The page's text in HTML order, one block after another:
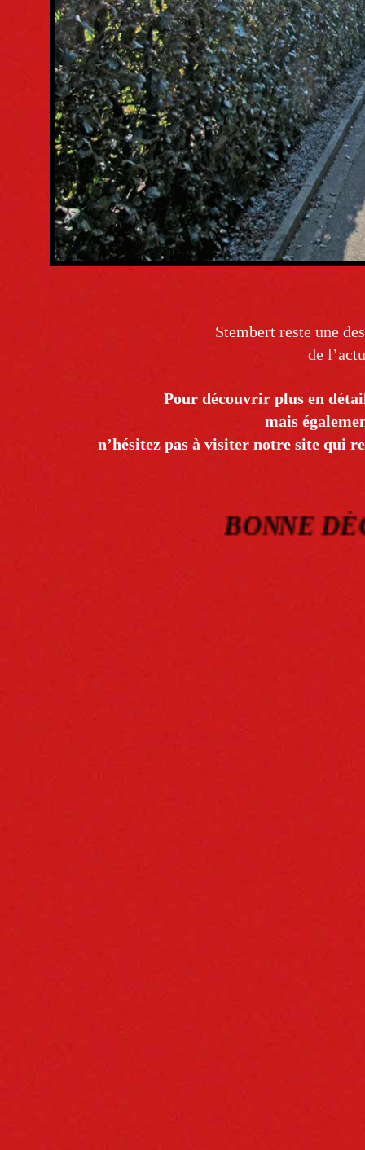
Stembert reste une
de
Pour découvrir plus en
mais
n’hésitez pas à visiter notre site qui
BONNE